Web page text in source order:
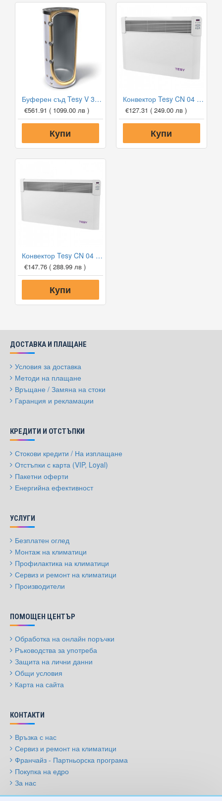
Буферен съд Tesy V 300 65 F41 P4 за отоплителни инсталации
€561.91 ( 1099.00 лв )
Купи
Конвектор Tesy CN 04 150 EIS W, 1500W, Електронен термостат
€127.31 ( 249.00 лв )
Купи
Конвектор Tesy CN 04 200 EIS W, 2000W, Електронен термостат
€147.76 ( 288.99 лв )
Купи
ДОСТАВКА И ПЛАЩАНЕ
Условия за доставка
Методи на плащане
Връщане / Замяна на стоки
Гаранция и рекламации
КРЕДИТИ И ОТСТЪПКИ
Стокови кредити / На изплащане
Отстъпки с карта (VIP, Loyal)
Пакетни оферти
Енергийна ефективност
УСЛУГИ
Безплатен оглед
Монтаж на климатици
Профилактика на климатици
Сервиз и ремонт на климатици
Производители
ПОМОЩЕН ЦЕНТЪР
Обработка на онлайн поръчки
Ръководства за употреба
Защита на лични данни
Общи условия
Карта на сайта
КОНТАКТИ
Връзка с нас
Сервиз и ремонт на климатици
Франчайз - Партньорска програма
Покупка на едро
За нас